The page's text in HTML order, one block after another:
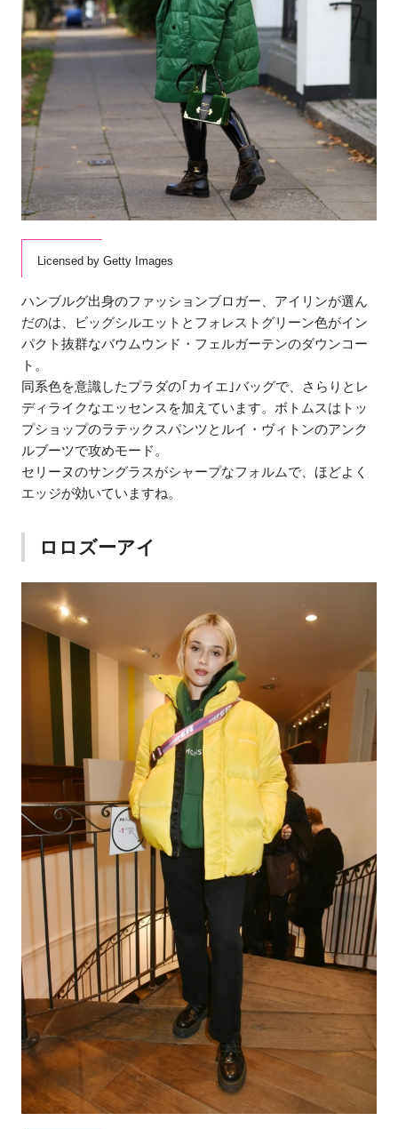
Licensed by Getty Images
ハンブルグ出身のファッションブロガー、アイリンが選ん
だのは、ビッグシルエットとフォレストグリーン色がイン
パクト抜群なバウムウンド・フェルガーテンのダウンコー
ト。
同系色を意識したプラダの｢カイエ｣バッグで、さらりとレ
ディライクなエッセンスを加えています。ボトムスはトッ
プショップのラテックスパンツとルイ・ヴィトンのアンク
ルブーツで攻めモード。
セリーヌのサングラスがシャープなフォルムで、ほどよく
エッジが効いていますね。
ロロズーアイ